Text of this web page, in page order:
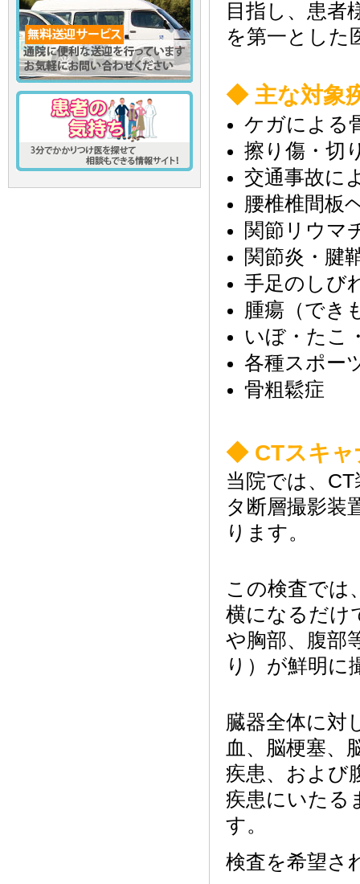
目指し、患者
を第一とした
◆ 主な対象
ケガによる
擦り傷・切
交通事故に
腰椎椎間板
関節リウマ
関節炎・腱
手足のし
腫瘍（でき
いぼ・たこ
各種スポー
骨粗鬆症
◆ CTスキャ
当院では、
タ断層撮影装
ります。
この検査では
横になるだけ
や胸部、腹部
り）が鮮明に
臓器全体に対
血、脳梗塞、
疾患、および
疾患にいたる
す。
検査を希望さ